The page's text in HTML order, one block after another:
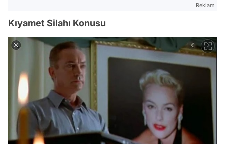
Reklam
Kıyamet Silahı Konusu